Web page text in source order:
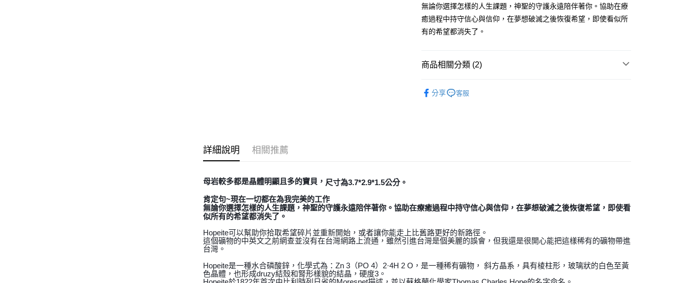
運送方式
每筆NT$80，滿NT$3,000(含以上)免運費
每筆NT$80，滿NT$3,000(含以上)免運費
無論你選擇怎樣的人生課題，神聖的守護永遠陪伴著你。協助在療
癒過程中持守信心與信仰，在夢想破滅之後恢復希望，即使看似所
有的希望都消失了。
商品相關分類 (2)
分享 客服
詳細說明 相關推薦
母岩較多都是晶體明顯且多的寶貝， 尺寸為3.7*2.9*1.5公分。
肯定句~現在一切都在為我完美的工作
無論你選擇怎樣的人生課題，神聖的守護永遠陪伴著你。協助在療癒過程中持守信心與信仰，在夢想破滅之後恢復希望，即使看
似所有的希望都消失了。
Hopeite可以幫助你拾取希望碎片並重新開始，或者讓你能走上比舊路更好的新路徑。
這個礦物的中英文之前網查並沒有在台灣網路上流通，雖然引進台灣是個美麗的誤會，但我還是很開心能把這樣稀有的礦物帶進
台灣。
Hopeite是一種水合磷酸鋅，化學式為：Zn 3（PO 4）2·4H 2 O，是一種稀有礦物， 斜方晶系，具有棱柱形，玻璃狀的白色至黃
色晶體，也形成druzy結殼和腎形樣貌的結晶，硬度3。